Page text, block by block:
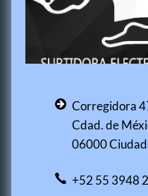
Corregidora
Cdad. de
06000
+52 55 3948